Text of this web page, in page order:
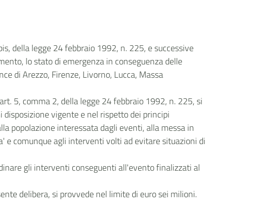
della legge 24 febbraio 1992, n. 225, e successive
lo stato di emergenza in conseguenza delle
di Arezzo, Firenze, Livorno, Lucca, Massa
5, comma 2, della legge 24 febbraio 1992, n. 225, si
vigente e nel rispetto dei principi
popolazione interessata dagli eventi, alla messa in
e comunque agli interventi volti ad evitare situazioni di
gli interventi conseguenti all'evento finalizzati al
delibera, si provvede nel limite di euro sei milioni.